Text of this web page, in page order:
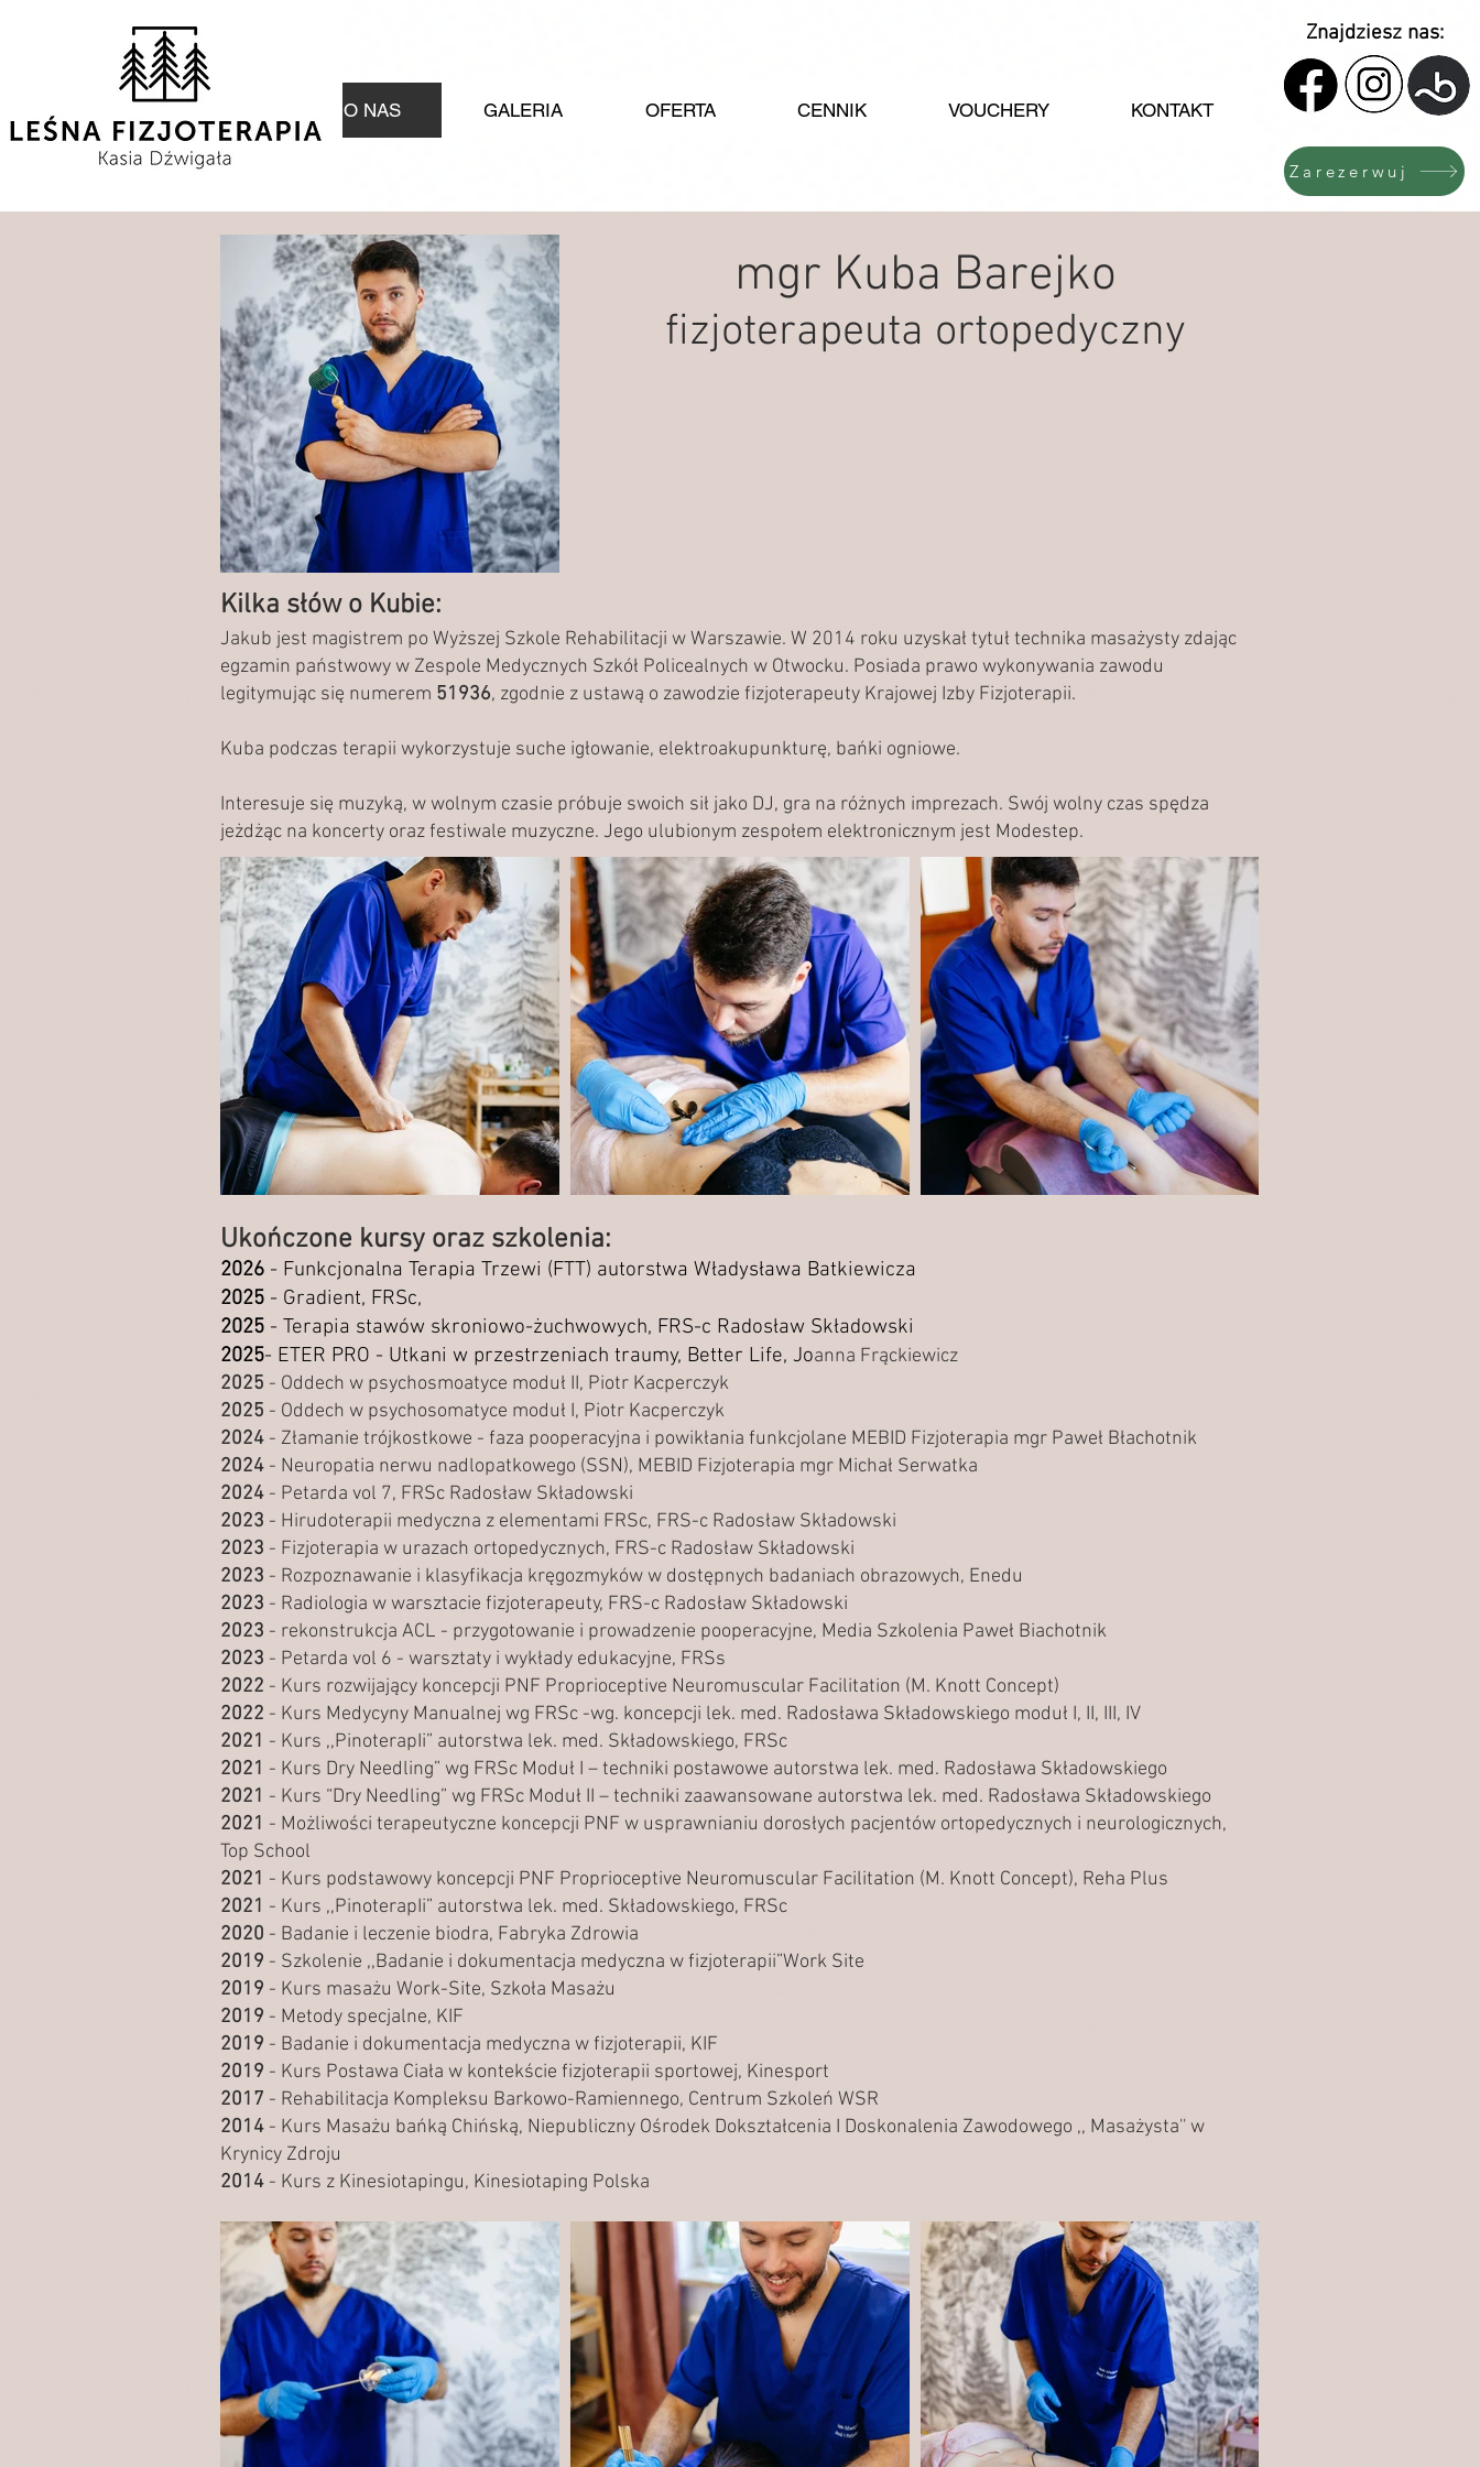
O NAS GALERIA OFERTA CENNIK VOUCHERY KONTAKT
Znajdziesz nas:
Zarezerwuj
mgr Kuba Barejko
fizjoterapeuta ortopedyczny
Kilka słów o Kubie:
Jakub jest magistrem po Wyższej Szkole Rehabilitacji w Warszawie. W 2014 roku uzyskał tytuł technika masażysty zdając
egzamin państwowy w Zespole Medycznych Szkół Policealnych w Otwocku. Posiada prawo wykonywania zawodu
legitymując się numerem 51936, zgodnie z ustawą o zawodzie fizjoterapeuty Krajowej Izby Fizjoterapii.
Kuba podczas terapii wykorzystuje suche igłowanie, elektroakupunkturę, bańki ogniowe.
​Interesuje się muzyką, w wolnym czasie próbuje swoich sił jako DJ, gra na różnych imprezach. Swój wolny czas spędza
jeżdżąc na koncerty oraz festiwale muzyczne. Jego ulubionym zespołem elektronicznym jest Modestep.
Ukończone kursy oraz szkolenia:
2026 - Funkcjonalna Terapia Trzewi (FTT) autorstwa Władysława Batkiewicza
2025 - Gradient, FRSc,
2025 - Terapia stawów skroniowo-żuchwowych, FRS-c Radosław Składowski
2025- ETER PRO - Utkani w przestrzeniach traumy, Better Life, Joanna Frąckiewicz
2025 - Oddech w psychosmoatyce moduł II, Piotr Kacperczyk
2025 - Oddech w psychosomatyce moduł I, Piotr Kacperczyk
2024 - Złamanie trójkostkowe - faza pooperacyjna i powikłania funkcjolane MEBID Fizjoterapia mgr Paweł Błachotnik
2024 - Neuropatia nerwu nadlopatkowego (SSN), MEBID Fizjoterapia mgr Michał Serwatka
2024 - Petarda vol 7, FRSc Radosław Składowski
2023 - Hirudoterapii medyczna z elementami FRSc, FRS-c Radosław Składowski
2023 - Fizjoterapia w urazach ortopedycznych, FRS-c Radosław Składowski
2023 - Rozpoznawanie i klasyfikacja kręgozmyków w dostępnych badaniach obrazowych, Enedu
2023 - Radiologia w warsztacie fizjoterapeuty, FRS-c Radosław Składowski
2023 - rekonstrukcja ACL - przygotowanie i prowadzenie pooperacyjne, Media Szkolenia Paweł Biachotnik
2023 - Petarda vol 6 - warsztaty i wykłady edukacyjne, FRSs
2022 - Kurs rozwijający koncepcji PNF Proprioceptive Neuromuscular Facilitation (M. Knott Concept)
2022 - Kurs Medycyny Manualnej wg FRSc -wg. koncepcji lek. med. Radosława Składowskiego moduł I, II, III, IV
2021 - Kurs ,,PinoterapIi” autorstwa lek. med. Składowskiego, FRSc
2021 - Kurs Dry Needling” wg FRSc Moduł I – techniki postawowe autorstwa lek. med. Radosława Składowskiego
2021 - Kurs “Dry Needling” wg FRSc Moduł II – techniki zaawansowane autorstwa lek. med. Radosława Składowskiego
2021 - Możliwości terapeutyczne koncepcji PNF w usprawnianiu dorosłych pacjentów ortopedycznych i neurologicznych,
Top School
2021 - Kurs podstawowy koncepcji PNF Proprioceptive Neuromuscular Facilitation (M. Knott Concept), Reha Plus
2021 - Kurs ,,PinoterapIi” autorstwa lek. med. Składowskiego, FRSc
2020 - Badanie i leczenie biodra, Fabryka Zdrowia
2019 - Szkolenie ,,Badanie i dokumentacja medyczna w fizjoterapii”Work Site
2019 - Kurs masażu Work-Site, Szkoła Masażu
2019 - Metody specjalne, KIF
2019 - Badanie i dokumentacja medyczna w fizjoterapii, KIF
2019 - Kurs Postawa Ciała w kontekście fizjoterapii sportowej, Kinesport
2017 - Rehabilitacja Kompleksu Barkowo-Ramiennego, Centrum Szkoleń WSR
2014 - Kurs Masażu bańką Chińską, Niepubliczny Ośrodek Dokształcenia I Doskonalenia Zawodowego ,, Masażysta'' w
Krynicy Zdroju
2014 - Kurs z Kinesiotapingu, Kinesiotaping Polska